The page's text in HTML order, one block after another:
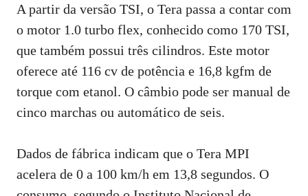
A partir da versão TSI, o Tera passa a contar com
o motor 1.0 turbo flex, conhecido como 170 TSI,
que também possui três cilindros. Este motor
oferece até 116 cv de potência e 16,8 kgfm de
torque com etanol. O câmbio pode ser manual de
cinco marchas ou automático de seis.
Dados de fábrica indicam que o Tera MPI
acelera de 0 a 100 km/h em 13,8 segundos. O